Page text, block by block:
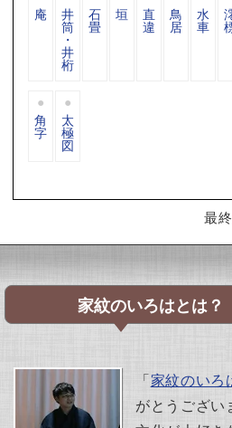
庵 井
筒
・
井
桁
石
畳
垣 直
違
鳥
居
水
車
角
字
太
極
図
最
家紋のいろはとは？
「家紋のいろ
がとうござい